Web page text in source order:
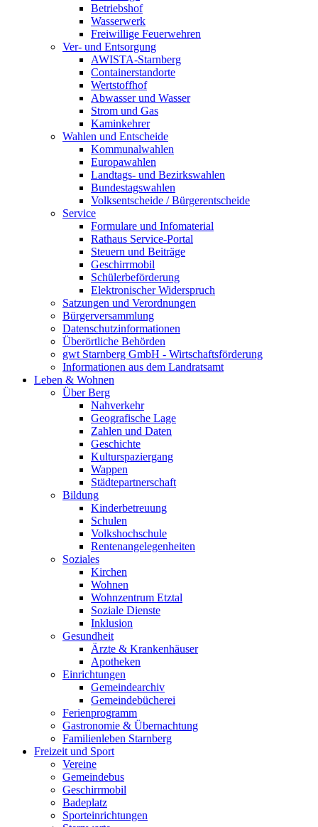
Betriebshof
Wasserwerk
Freiwillige Feuerwehren
Ver- und Entsorgung
AWISTA-Starnberg
Containerstandorte
Wertstoffhof
Abwasser und Wasser
Strom und Gas
Kaminkehrer
Wahlen und Entscheide
Kommunalwahlen
Europawahlen
Landtags- und Bezirkswahlen
Bundestagswahlen
Volksentscheide / Bürgerentscheide
Service
Formulare und Infomaterial
Rathaus Service-Portal
Steuern und Beiträge
Geschirrmobil
Schülerbeförderung
Elektronischer Widerspruch
Satzungen und Verordnungen
Bürgerversammlung
Datenschutzinformationen
Überörtliche Behörden
gwt Starnberg GmbH - Wirtschaftsförderung
Informationen aus dem Landratsamt
Leben & Wohnen
Über Berg
Nahverkehr
Geografische Lage
Zahlen und Daten
Geschichte
Kulturspaziergang
Wappen
Städtepartnerschaft
Bildung
Kinderbetreuung
Schulen
Volkshochschule
Rentenangelegenheiten
Soziales
Kirchen
Wohnen
Wohnzentrum Etztal
Soziale Dienste
Inklusion
Gesundheit
Ärzte & Krankenhäuser
Apotheken
Einrichtungen
Gemeindearchiv
Gemeindebücherei
Ferienprogramm
Gastronomie & Übernachtung
Familienleben Starnberg
Freizeit und Sport
Vereine
Gemeindebus
Geschirrmobil
Badeplatz
Sporteinrichtungen